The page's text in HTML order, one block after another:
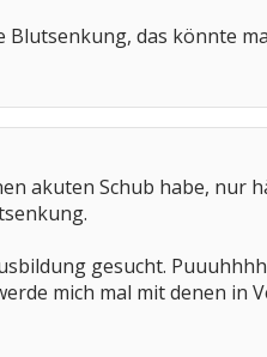
das könnte
akuten Schub habe,
gesucht.
mich mal mit denen in